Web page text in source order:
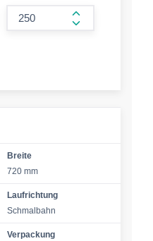
form.increase-
Breite
720 mm
Laufrichtung
Schmalbahn
Verpackung